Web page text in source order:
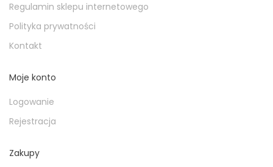
Regulamin sklepu internetowego
Polityka prywatności
Kontakt
Moje konto
Logowanie
Rejestracja
Zakupy